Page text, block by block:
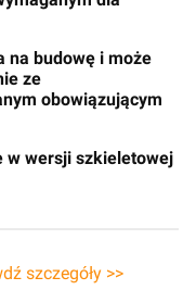
na budowę i może
ze
obowiązującym
w wersji szkieletowej
szczegóły >>